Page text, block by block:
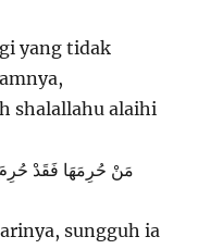
yang tidak
shalallahu alaihi
مَنْ حُرِمَهَا فَقَدْ حُرِمَ
sungguh ia